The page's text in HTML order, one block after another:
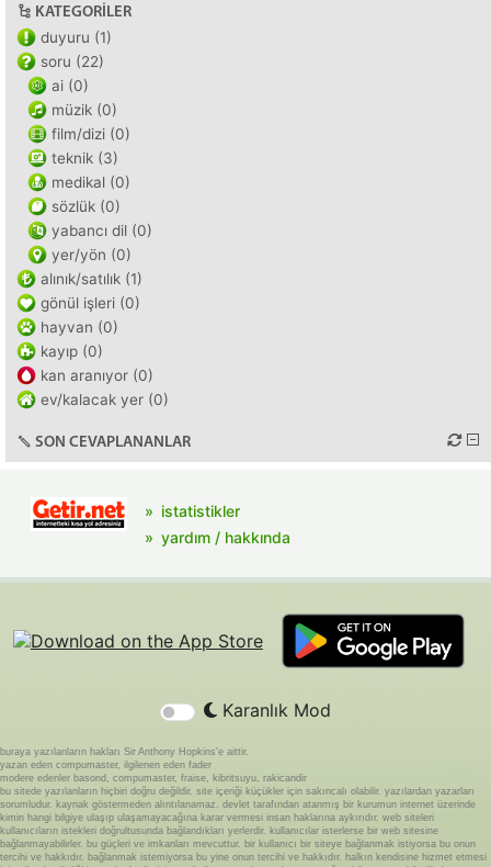
KATEGORILER
duyuru (1)
soru (22)
ai (0)
müzik (0)
film/dizi (0)
teknik (3)
medikal (0)
sözlük (0)
yabancı dil (0)
yer/yön (0)
alınık/satılık (1)
gönül işleri (0)
hayvan (0)
kayıp (0)
kan aranıyor (0)
ev/kalacak yer (0)
SON CEVAPLANANLAR
istatistikler
yardım / hakkında
Karanlık Mod
buraya yazılanların hakları Sir Anthony Hopkins'e aittir.
yazan eden compumaster, ilgilenen eden fader
modere edenler basond, compumaster, fraise, kibritsuyu, rakicandir
bu sitede yazılanların hiçbiri doğru değildir. site içeriği küçükler için sakıncalı olabilir. yazılardan yazarları
sorumludur. kaynak göstermeden alıntılanamaz. devlet tarafından atanmış bir kurumun internet üzerinde
kimin hangi bilgiye ulaşıp ulaşamayacağına karar vermesi insan haklarına aykırıdır. web siteleri
kullanıcıların istekleri doğrultusunda bağlandıkları yerlerdir. kullanıcılar isterlerse bir web sitesine
bağlanmayabilirler. bu güçleri ve imkanları mevcuttur. bir kullanıcı bir siteye bağlanmak istiyorsa bu onun
tercihi ve hakkıdır. bağlanmak istemiyorsa bu yine onun tercihi ve hakkıdır. halkın kendisine hizmet etmesi